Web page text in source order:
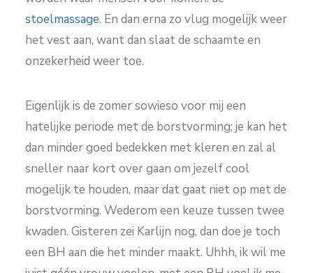
stoelmassage. En dan erna zo vlug mogelijk weer
het vest aan, want dan slaat de schaamte en
onzekerheid weer toe.
Eigenlijk is de zomer sowieso voor mij een
hatelijke periode met de borstvorming; je kan het
dan minder goed bedekken met kleren en zal al
sneller naar kort over gaan om jezelf cool
mogelijk te houden, maar dat gaat niet op met de
borstvorming. Wederom een keuze tussen twee
kwaden. Gisteren zei Karlijn nog, dan doe je toch
een BH aan die het minder maakt. Uhhh, ik wil me